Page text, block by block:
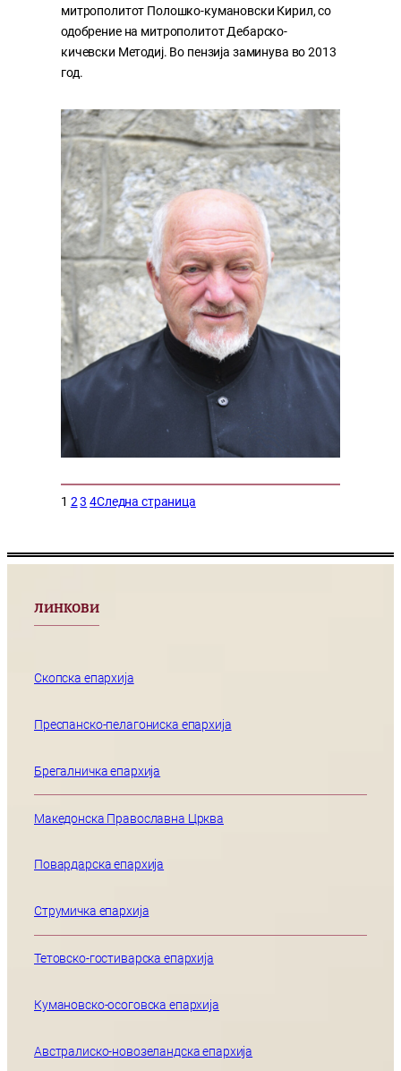
митрополитот Полошко-кумановски Кирил, со
одобрение на митрополитот Дебарско-
кичевски Методиј. Во пензија заминува во 2013
год.
1 23 4Следна страница
ЛИНКОВИ
Скопска епархија
Преспанско-пелагониска епархија
Брегалничка епархија
Македонска Православна Црква
Повардарска епархија
Струмичка епархија
Тетовско-гостиварска епархија
Кумановско-осоговска епархија
Австралиско-новозеландска епархија